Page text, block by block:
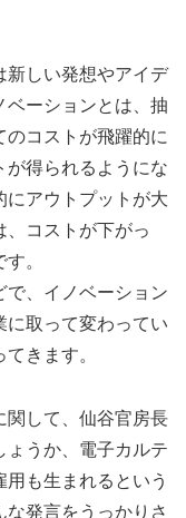
新しい発想やアイデ
ベーションとは、抽
のコストが飛躍的に
が得られるようにな
にアウトプットが大
、コストが下がっ
。
で、イノベーション
に取って変わってい
きます。
関して、仙谷官房長
ょうか、電子カルテ
も生まれるという
発言をうっかりさ